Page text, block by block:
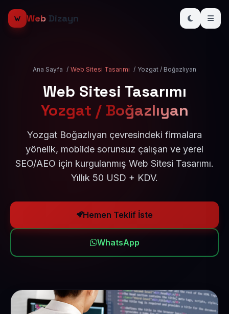
Web Dizayn
Ana Sayfa / Web Sitesi Tasarımı / Yozgat / Boğazlıyan
Web Sitesi Tasarımı
Yozgat / Boğazlıyan
Yozgat Boğazlıyan çevresindeki firmalara
yönelik, mobilde sorunsuz çalışan ve yerel
SEO/AEO için kurgulanmış Web Sitesi Tasarımı.
Yıllık 50 USD + KDV.
Hemen Teklif İste
WhatsApp